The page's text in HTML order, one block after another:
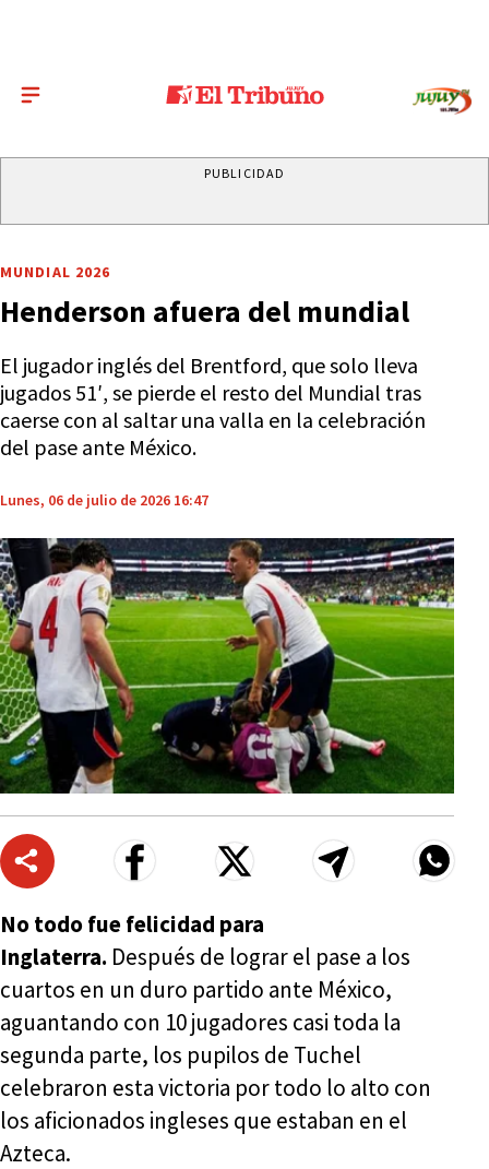
PUBLICIDAD
MUNDIAL 2026
Henderson afuera del mundial
El jugador inglés del Brentford, que solo lleva
jugados 51′, se pierde el resto del Mundial tras
caerse con al saltar una valla en la celebración
del pase ante México.
Lunes, 06 de julio de 2026 16:47
No todo fue felicidad para
Inglaterra. Después de lograr el pase a los
cuartos en un duro partido ante México,
aguantando con 10 jugadores casi toda la
segunda parte, los pupilos de Tuchel
celebraron esta victoria por todo lo alto con
los aficionados ingleses que estaban en el
Azteca.